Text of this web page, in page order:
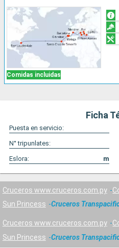
Comidas incluidas
Ficha
Puesta en servicio:
N° tripunlates:
Eslora:
m
Cruceros www.cruceros.com.py
Sun Princess
Cruceros
Cruceros www.cruceros.com.py
Sun Princess
Cruceros